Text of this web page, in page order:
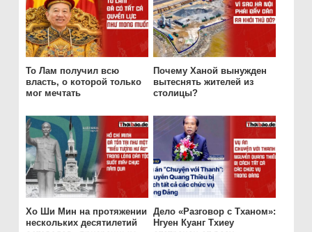
То Лам получил всю
власть, о которой только
мог мечтать
Почему Ханой вынужден
вытеснять жителей из
столицы?
Хо Ши Мин на протяжении
нескольких десятилетий
Дело «Разговор с Тханом»:
Нгуен Куанг Тхиеу